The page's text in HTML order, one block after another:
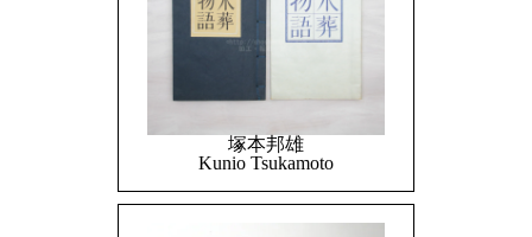
塚本邦雄
Kunio Tsukamoto